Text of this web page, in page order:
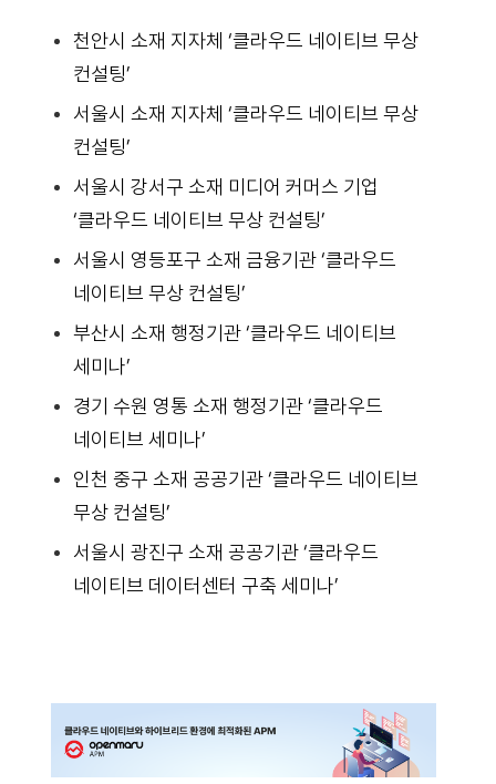
천안시 소재 지자체 ‘클라우드 네이티브 무상
컨설팅’
서울시 소재 지자체 ‘클라우드 네이티브 무상
컨설팅’
서울시 강서구 소재 미디어 커머스 기업
‘클라우드 네이티브 무상 컨설팅’
서울시 영등포구 소재 금융기관 ‘클라우드
네이티브 무상 컨설팅’
부산시 소재 행정기관 ‘클라우드 네이티브
세미나’
경기 수원 영통 소재 행정기관 ‘클라우드
네이티브 세미나’
인천 중구 소재 공공기관 ‘클라우드 네이티브
무상 컨설팅’
서울시 광진구 소재 공공기관 ‘클라우드
네이티브 데이터센터 구축 세미나’